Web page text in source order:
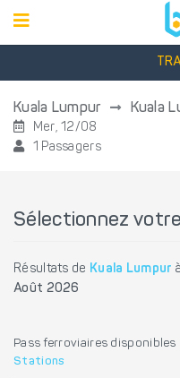
Kuala Lumpur Kuala
Mer, 12/08
1 Passagers
Sélectionnez
Résultats de Kuala Lumpur à
Août 2026
Pass ferroviaires
Stations